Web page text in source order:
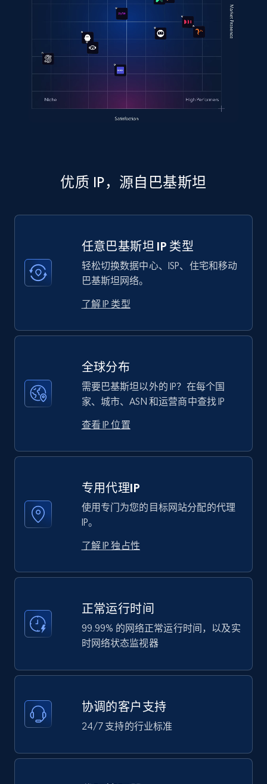
优质 IP，源自巴基斯坦
任意巴基斯坦 IP 类型
轻松切换数据中心、ISP、住宅和移动
巴基斯坦网络。
了解 IP 类型
全球分布
需要巴基斯坦以外的 IP？在每个国
家、城市、ASN 和运营商中查找 IP
查看 IP 位置
专用代理IP
使用专门为您的目标网站分配的代理
IP。
了解 IP 独占性
正常运行时间
99.99% 的网络正常运行时间，以及实
时网络状态监视器
协调的客户支持
24/7 支持的行业标准